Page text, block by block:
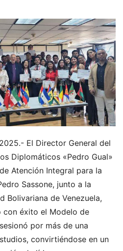
El Director General del
Diplomáticos «Pedro Gual»
Atención Integral para la
Sassone, junto a la
Bolivariana de Venezuela,
con éxito el Modelo de
por más de una
convirtiéndose en un